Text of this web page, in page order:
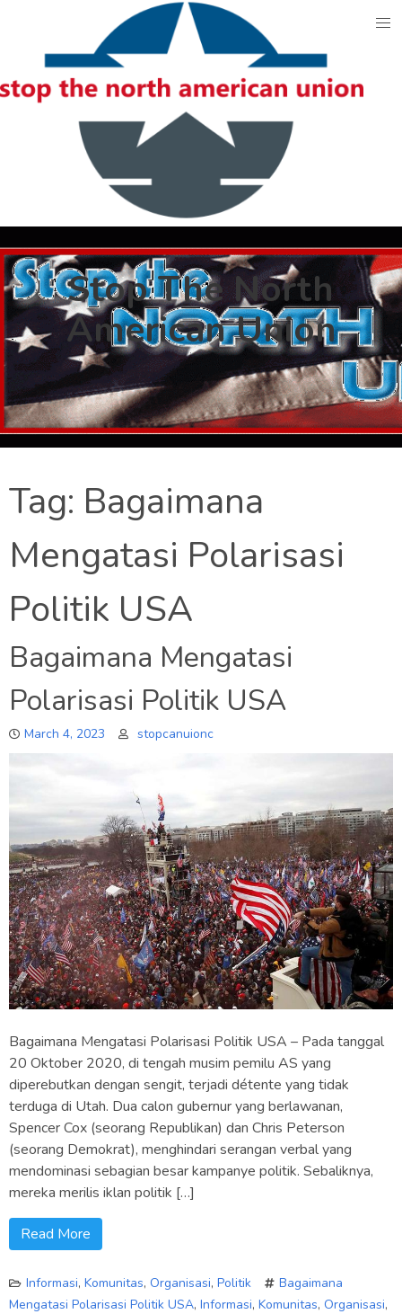
content
Stop The North
American Union
Tag: Bagaimana
Mengatasi Polarisasi
Politik USA
Bagaimana Mengatasi
Polarisasi Politik USA
March 4, 2023 stopcanuionc
Bagaimana Mengatasi Polarisasi Politik USA – Pada tanggal
20 Oktober 2020, di tengah musim pemilu AS yang
diperebutkan dengan sengit, terjadi détente yang tidak
terduga di Utah. Dua calon gubernur yang berlawanan,
Spencer Cox (seorang Republikan) dan Chris Peterson
(seorang Demokrat), menghindari serangan verbal yang
mendominasi sebagian besar kampanye politik. Sebaliknya,
mereka merilis iklan politik […]
Read More
Informasi, Komunitas, Organisasi, Politik
Bagaimana
Mengatasi Polarisasi Politik USA, Informasi, Komunitas, Organisasi,